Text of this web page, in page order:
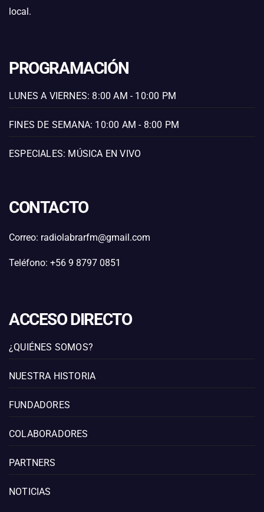
local.
PROGRAMACIÓN
LUNES A VIERNES: 8:00 AM - 10:00 PM
FINES DE SEMANA: 10:00 AM - 8:00 PM
ESPECIALES: MÚSICA EN VIVO
CONTACTO
Correo: radiolabrarfm@gmail.com
Teléfono: +56 9 8797 0851
ACCESO DIRECTO
¿QUIÉNES SOMOS?
NUESTRA HISTORIA
FUNDADORES
COLABORADORES
PARTNERS
NOTICIAS